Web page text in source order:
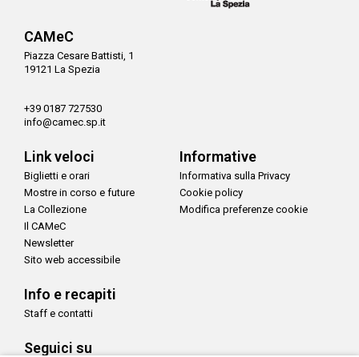
CAMeC
Piazza Cesare Battisti, 1
19121 La Spezia
+39 0187 727530
info@camec.sp.it
Link veloci
Biglietti e orari
Mostre in corso e future
La Collezione
Il CAMeC
Newsletter
Sito web accessibile
Informative
Informativa sulla Privacy
Cookie policy
Modifica preferenze cookie
Info e recapiti
Staff e contatti
Seguici su